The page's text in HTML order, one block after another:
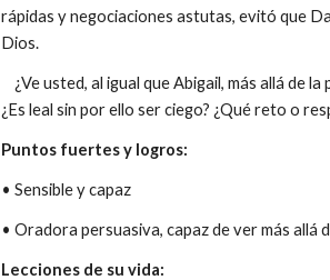
rápidas y negociaciones astutas, evitó que
Dios.
¿Ve usted, al igual que Abigail, más allá de
¿Es leal sin por ello ser ciego? ¿Qué reto o
Puntos fuertes y logros:
• Sensible y capaz
• Oradora persuasiva, capaz de ver más allá
Lecciones de su vida: